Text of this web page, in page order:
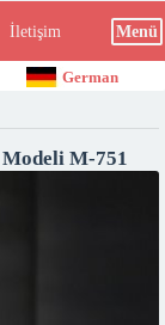
İletişim Menü
German
M-751